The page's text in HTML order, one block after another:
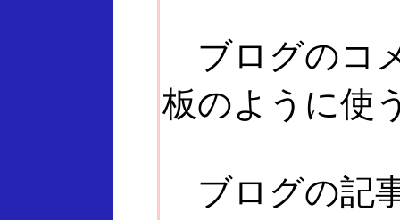
ブログのコ
板のように使
ブログの記